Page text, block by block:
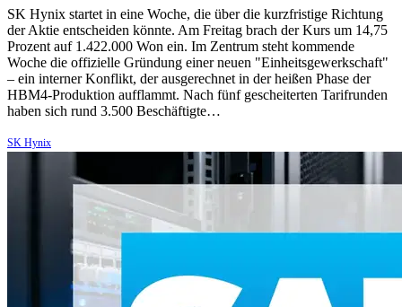
SK Hynix startet in eine Woche, die über die kurzfristige Richtung
der Aktie entscheiden könnte. Am Freitag brach der Kurs um 14,75
Prozent auf 1.422.000 Won ein. Im Zentrum steht kommende
Woche die offizielle Gründung einer neuen "Einheitsgewerkschaft"
– ein interner Konflikt, der ausgerechnet in der heißen Phase der
HBM4-Produktion aufflammt. Nach fünf gescheiterten Tarifrunden
haben sich rund 3.500 Beschäftigte…
SK Hynix